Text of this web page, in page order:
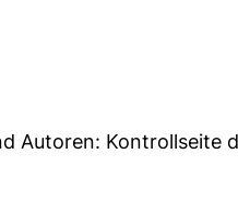
Autoren: Kontrollseite